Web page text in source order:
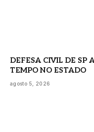
DEFESA CIVIL DE SP
TEMPO NO ESTADO
agosto 5, 2026